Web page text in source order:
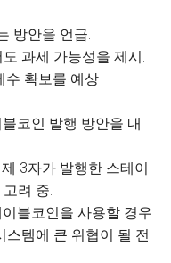
방안을 언급.
과세 가능성을 제시.
수 확보를 예상
코인 발행 방안을 내
3자가 발행한 스테이
려 중.
블코인을 사용할 경우
스템에 큰 위협이 될 전